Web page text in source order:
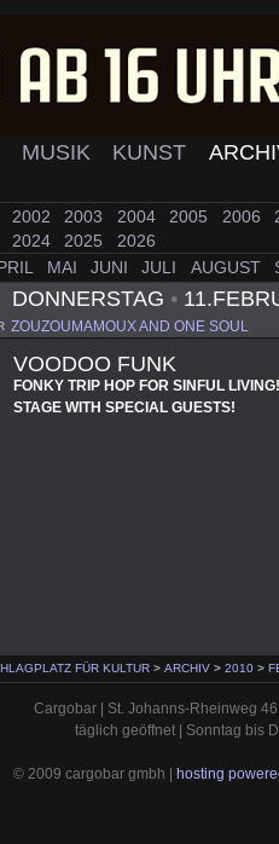
MUSIK KUNST
2002 2003 2004 2005 2006
2024 2025
2026
MAI JUNI JULI AUGUST
DONNERSTAG •
ZOUZOUMAMOUX AND ONE SOUL
VOODOO FUNK
FONKY TRIP HOP FOR SINFUL
STAGE WITH SPECIAL GUESTS!
FÜR KULTUR > ARCHIV > 2010 >
Cargobar | St. Johanns-Rheinweg
täglich geöffnet | Sonntag bis
© 2009 cargobar gmbh | hosting